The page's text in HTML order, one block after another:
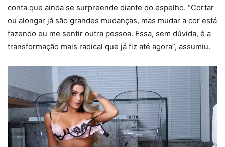
conta que ainda se surpreende diante do espelho. “Cortar
ou alongar já são grandes mudanças, mas mudar a cor está
fazendo eu me sentir outra pessoa. Essa, sem dúvida, é a
transformação mais radical que já fiz até agora”, assumiu.